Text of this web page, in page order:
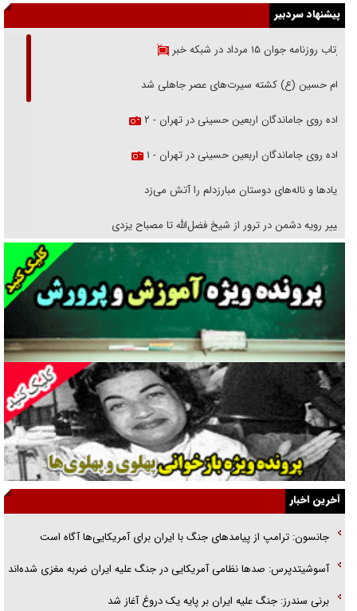
پیشنهاد سردبیر
بازتاب روزنامه جوان ۱۵ مرداد در شبکه خبر
امام حسین (ع) کشته سیرت‌های عصر جاهلی شد
پیاده روی جاماندگان اربعین حسینی در تهران - ۲
پیاده روی جاماندگان اربعین حسینی در تهران - ۱
فریاد‌ها و ناله‌های دوستان مبارزدلم را آتش می‌زد
تغییر رویه دشمن در ترور از شیخ فضل‌الله تا مصباح یزدی
خرید قسطی اولش خنده و آخرش گریه است!
فوتبال و آن «بالا»!
راهبرد غافلگیری با نسل جدید پهپاد‌ها
جنجال پزشکان تقلبی در صنعت زیبایی
یهودی‌ها در ادبیات داستانی اروپا؛ از شکسپیر تا دیکنز
گفت‌وگو با خواهر یکی از شهدای جنگ رمضان/ خواهرم فرمانده جهادی و
اهل خدمت بی‌منت بود
جزئیات شکنجه‌هایم فراتر از آن است که در بیان بگنجد!
گزارش «جوان» از قوانین سخت‌گیرانه ۶ قاره در برابر یورش به پاسگاه‌های
آخرین اخبار
جانسون: ترامپ از پیامد‌های جنگ با ایران برای آمریکایی‌ها آگاه است
آسوشیتدپرس: صد‌ها نظامی آمریکایی در جنگ علیه ایران ضربه مغزی شده‌اند
برنی سندرز: جنگ علیه ایران بر پایه یک دروغ آغاز شد